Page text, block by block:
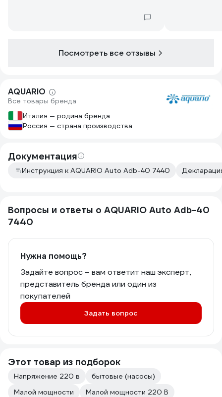
Посмотреть все отзывы
AQUARIO
Все товары бренда
Италия — родина бренда
Россия — страна производства
Документация
Инструкция к AQUARIO Auto Adb-40 7440
Вопросы и ответы о AQUARIO Auto Adb-40
7440
Нужна помощь?
Задайте вопрос – вам ответит наш эксперт,
представитель бренда или один из
покупателей
Задать вопрос
Этот товар из подборок
Напряжение 220 в
бытовые (насосы)
Малой мощности
Малой мощности 220 В